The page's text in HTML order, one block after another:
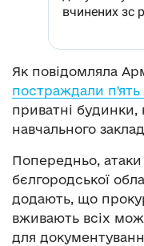
Як повідомляла
постраждали
приватні
навчального
Попередньо, атаки
бєлгородської
додають, що
вживають всіх
для